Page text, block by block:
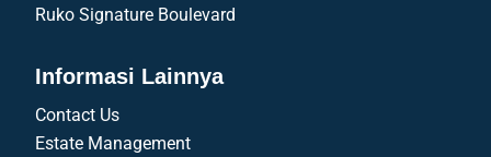
Ruko Signature Boulevard
Informasi Lainnya
Contact Us
Estate Management